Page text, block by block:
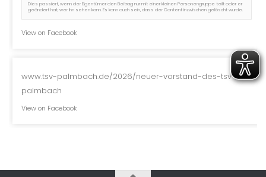
Dies passiert, wenn der Eigentümer den Beitrag nur mit einer kleinen Personengruppe teilt oder er
geändert hat, wer ihn sehen kann. Es kann auch sein, dass der Content inzwischen gelöscht wurde.
View on Facebook
www.tsv-palmbach.de/2026/neuer-vorstand-des-tsv-
palmbach
View on Facebook